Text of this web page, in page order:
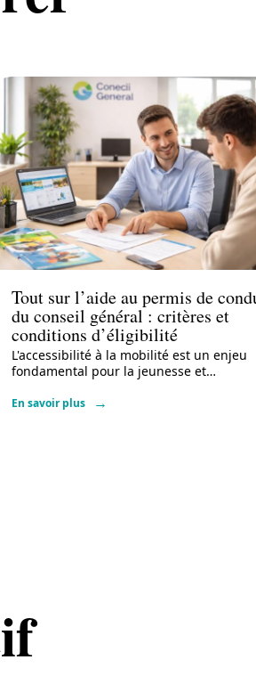
Actu
Tout sur l’aide au permis de
du conseil général : critères et
conditions d’éligibilité
L'accessibilité à la mobilité est un enjeu
fondamental pour la jeunesse et…
En savoir plus